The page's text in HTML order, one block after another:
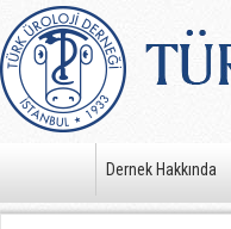
Dernek Hakkında